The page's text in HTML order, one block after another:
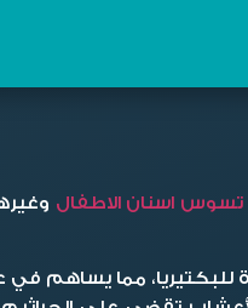
تسوس اسنان الاطفال
مما يساهم في